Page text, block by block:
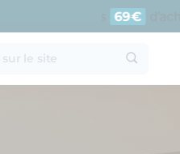
69€ d’achat